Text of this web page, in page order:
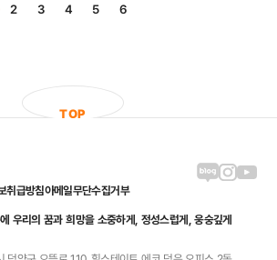
2 3 4 5 6
TOP
블로그 링크
인스타그
유튜브
취급방침이메일무단수집거부
우리의 꿈과 희망을 소중하게, 정성스럽게, 웅숭깊게